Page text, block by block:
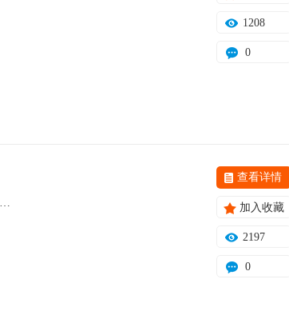
1208
0
查看详情
加入收藏
2197
0